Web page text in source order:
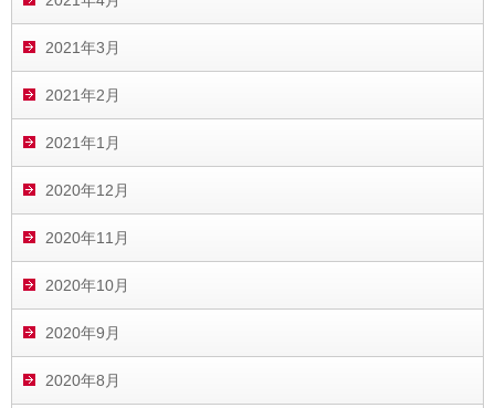
2021年3月
2021年2月
2021年1月
2020年12月
2020年11月
2020年10月
2020年9月
2020年8月